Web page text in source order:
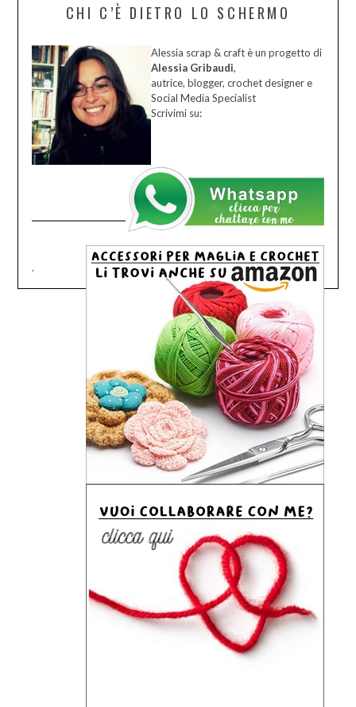
CHI C’È DIETRO LO SCHERMO
Alessia scrap & craft è un progetto di
Alessia Gribaudi,
autrice, blogger, crochet designer e
Social Media Specialist
Scrivimi su:
.